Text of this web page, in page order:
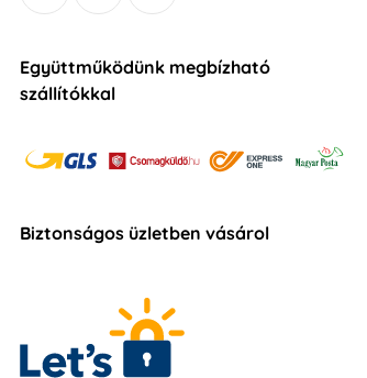
Együttműködünk megbízható
szállítókkal
Biztonságos üzletben vásárol